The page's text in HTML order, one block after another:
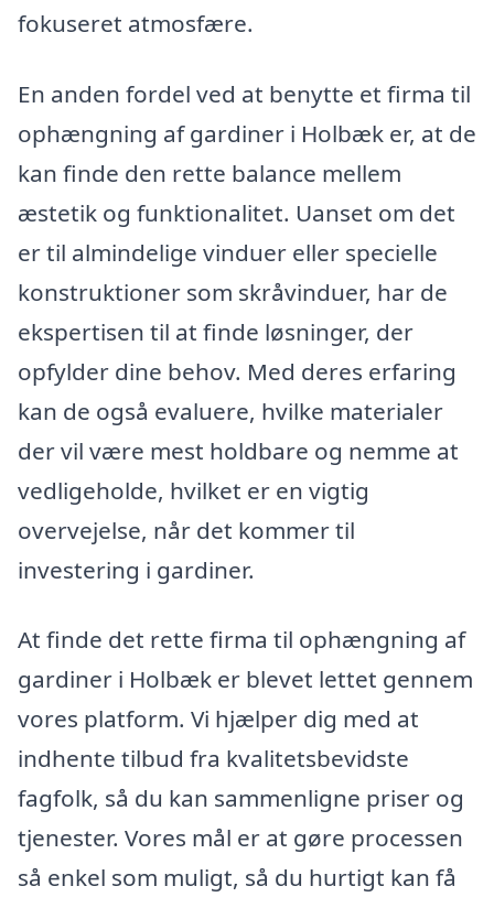
fokuseret atmosfære.
En anden fordel ved at benytte et firma til
ophængning af gardiner i Holbæk er, at de
kan finde den rette balance mellem
æstetik og funktionalitet. Uanset om det
er til almindelige vinduer eller specielle
konstruktioner som skråvinduer, har de
ekspertisen til at finde løsninger, der
opfylder dine behov. Med deres erfaring
kan de også evaluere, hvilke materialer
der vil være mest holdbare og nemme at
vedligeholde, hvilket er en vigtig
overvejelse, når det kommer til
investering i gardiner.
At finde det rette firma til ophængning af
gardiner i Holbæk er blevet lettet gennem
vores platform. Vi hjælper dig med at
indhente tilbud fra kvalitetsbevidste
fagfolk, så du kan sammenligne priser og
tjenester. Vores mål er at gøre processen
så enkel som muligt, så du hurtigt kan få